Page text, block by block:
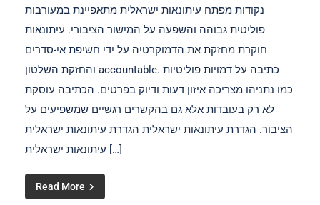
נקודות מפתח עיתונאות ישראלית מתאפיינת במעורבות
פוליטית גבוהה והשפעה על המישור הציבורי. עיתונאות
חוקרת מחזקת את הדמוקרטיה על ידי חשיפת אי-סדרים
והחזקת השלטון accountable. כתיבה על דמויות פוליטיות
כמו נתניהו מצריכה איזון דעות ודיוק בפרטים. הכתיבה עוסקת
לא רק בעובדות אלא גם בהקשרים רגשיים שמשפיעים על
הציבור. הגדרת עיתונאות ישראלית הגדרת עיתונאות ישראלית
עיתונאות ישראלית […]
Read More